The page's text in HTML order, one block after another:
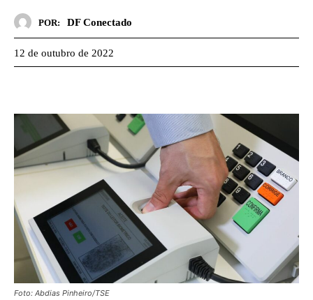
POR: DF Conectado
12 de outubro de 2022
Foto: Abdias Pinheiro/TSE